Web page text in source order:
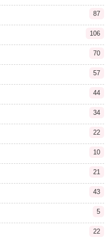
87
106
70
57
44
34
22
10
21
43
5
22